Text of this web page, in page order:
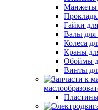
Манжеты
Гайки
Валы для
Колеса
Краны
Обоймы
Винты
Пластины